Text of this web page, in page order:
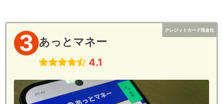
クレジットカード現金化
3 あっとマネー
4.1